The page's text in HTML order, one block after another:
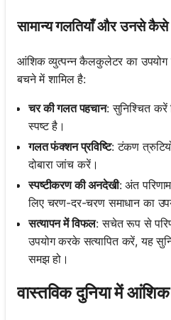
सामान्य गलतियाँ और उनसे
आंशिक व्युत्पन्न कैलकुलेटर का उपयोग
बचने में शामिल है:
चर की गलत पहचान: सुनिश्चित
स्पष्ट है।
गलत फंक्शन प्रविष्टि: टंकण
दोबारा जांच करें।
स्पष्टीकरण की अनदेखी: अंत
लिए चरण-दर-चरण समाधान का
सत्यापन में विफल: सचेत रूप से
उपयोग करके सत्यापित करें, यह
समझ हो।
वास्तविक दुनिया में